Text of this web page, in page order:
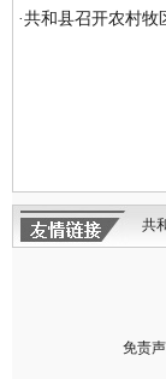
·共和县召开农村牧
共
免责